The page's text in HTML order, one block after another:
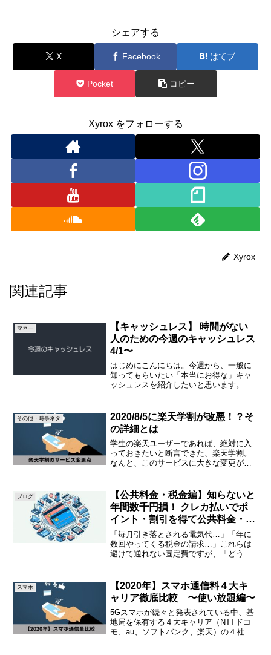
シェアする
X Facebook はてブ
Pocket コピー
Xyrox をフォローする
Xyrox
関連記事
マネー
【キャッシュレス】 時間がない
人のための今週のキャッシュレス
4/1〜
はじめにこんにちは。今週から、一般に
知ってもらいたい「本当にお得な」キャ
ッシュレスを紹介したいと思います。い
元に関しては、還元額が小さくて、結局
使わなかったり、手間...
その他・時事ネタ
2020/8/5に楽天学割が改悪！？そ
の詳細とは
学生の楽天ユーザーであれば、絶対に入
っておきたいと断言できた、楽天学割。
なんと、このサービスに大きな変更が発
確認ができます。楽天学割の変更点はこ
ちら楽天学割とは？まず、...
ブログ
【公共料金・税金編】知らないと
年間数千円損！ クレカ払いでポ
イント・割引を得て公共料金・税
金をお得に払う方法
「毎月引き落とされる電気代…」「年に
数回やってくる税金の請求…」これらは
避けて通れない固定費ですが、「どうせ
は、公共料金や税金もクレジットカード
で支払うことで、無視できない...
スマホ
【2020年】スマホ通信料４大キ
ャリア徹底比較 〜使い放題編〜
5Gスマホが続々と発表されている中、基
地局を保有する４大キャリア（NTTドコ
モ、au、ソフトバンク、楽天）の４社